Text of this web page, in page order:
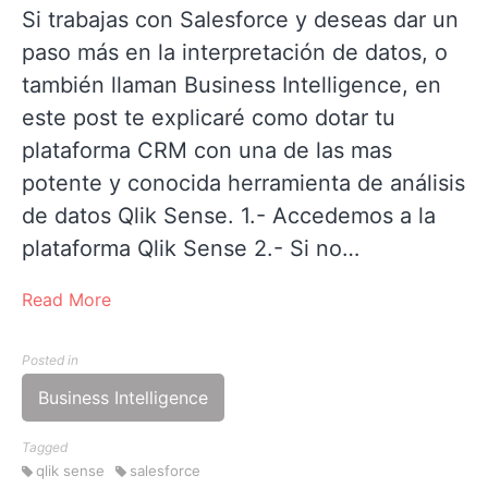
Si trabajas con Salesforce y deseas dar un
paso más en la interpretación de datos, o
también llaman Business Intelligence, en
este post te explicaré como dotar tu
plataforma CRM con una de las mas
potente y conocida herramienta de análisis
de datos Qlik Sense. 1.- Accedemos a la
plataforma Qlik Sense 2.- Si no…
Read More
Posted in
Business Intelligence
Tagged
qlik sense salesforce